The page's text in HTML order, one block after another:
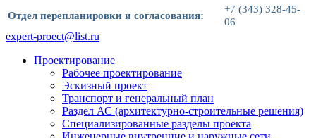
Отдел перепланировки и согласования:
+7 (343) 328-45-
06
expert-proect@list.ru
Проектирование
Рабочее проектирование
Эскизный проект
Транспорт и генеральный план
Раздел АС (архитектурно-строительные решения)
Специализированные разделы проекта